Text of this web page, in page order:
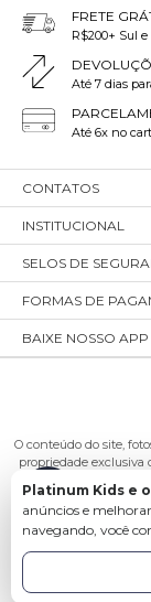
FRETE
R$200+ Sul
Até 7 dias
Até 6x no
CONTATOS
INSTITUCIONAL
SELOS DE
FORMAS DE
BAIXE NOSSO APP
O conteúdo do site,
propriedade exclusiva
direitos reservados.
CNPJ: 27.180.131/
Platinum Kids e
anúncios e
navegando, você